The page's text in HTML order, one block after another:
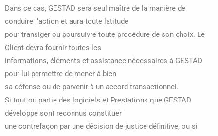
Dans ce cas, GESTAD sera seul maître de la manière de
conduire l’action et aura toute latitude
pour transiger ou poursuivre toute procédure de son choix. Le
Client devra fournir toutes les
informations, éléments et assistance nécessaires à GESTAD
pour lui permettre de mener à bien
sa défense ou de parvenir à un accord transactionnel.
Si tout ou partie des logiciels et Prestations que GESTAD
développe sont reconnus constituer
une contrefaçon par une décision de justice définitive, ou si